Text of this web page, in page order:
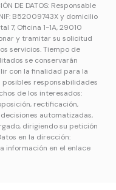
DE DATOS: Responsable
B52009743X y domicilio
7, Oficina 1-1A, 29010
y tramitar su solicitud
servicios. Tiempo de
se conservarán
con la finalidad para la
responsabilidades
de los interesados:
rectificación,
automatizadas,
dirigiendo su petición
en la dirección:
información en el enlace